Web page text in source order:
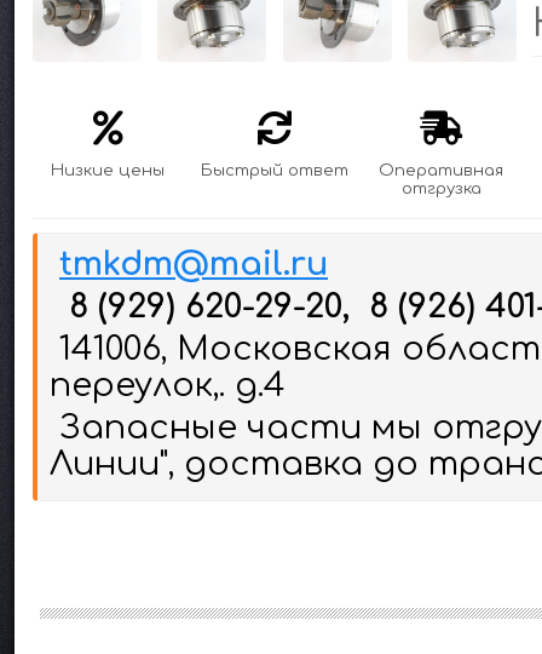
Низкие цены Быстрый ответ
Оперативная
отгрузка
tmkdm@mail.ru
8 (929) 620-29-20, 8 (926)
141006, Московская
переулок,. д.4
Запасные части мы
Линии", доставка до